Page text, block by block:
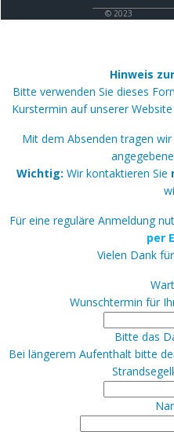
© 2023
Hinweis
Bitte verwenden Sie dieses
Kurstermin auf unserer Website
Mit dem Absenden tragen wir
Wichtig: Wir kontaktieren Sie
Für eine reguläre Anmeldung
per
Vielen Dank
Wunschtermin für
Bitte das
Bei längerem Aufenthalt bitte